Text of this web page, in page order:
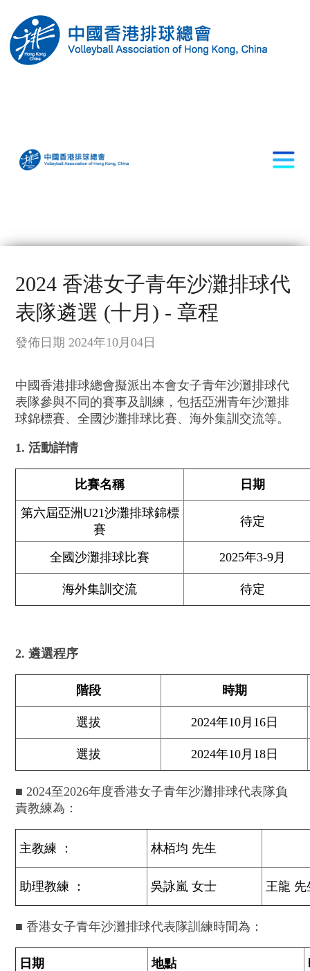
2024 香港女子青年沙灘排球代
表隊遴選 (十月) - 章程
發佈日期 2024年10月04日
中國香港排球總會擬派出本會女子青年沙灘排球代
表隊參與不同的賽事及訓練，包括亞洲青年沙灘排
球錦標賽、全國沙灘排球比賽、海外集訓交流等。
1. 活動詳情
比賽名稱 日期
第六屆亞洲U21沙灘排球錦標
賽
待定
全國沙灘排球比賽 2025年3-9月
海外集訓交流 待定
2. 遴選程序
階段 時期
選拔 2024年10月16日
選拔 2024年10月18日
■ 2024至2026年度香港女子青年沙灘排球代表隊負
責教練為：
主教練 ： 林栢均 先生
助理教練 ： 吳詠嵐 女士 王龍 先
■ 香港女子青年沙灘排球代表隊訓練時間為：
日期 地點